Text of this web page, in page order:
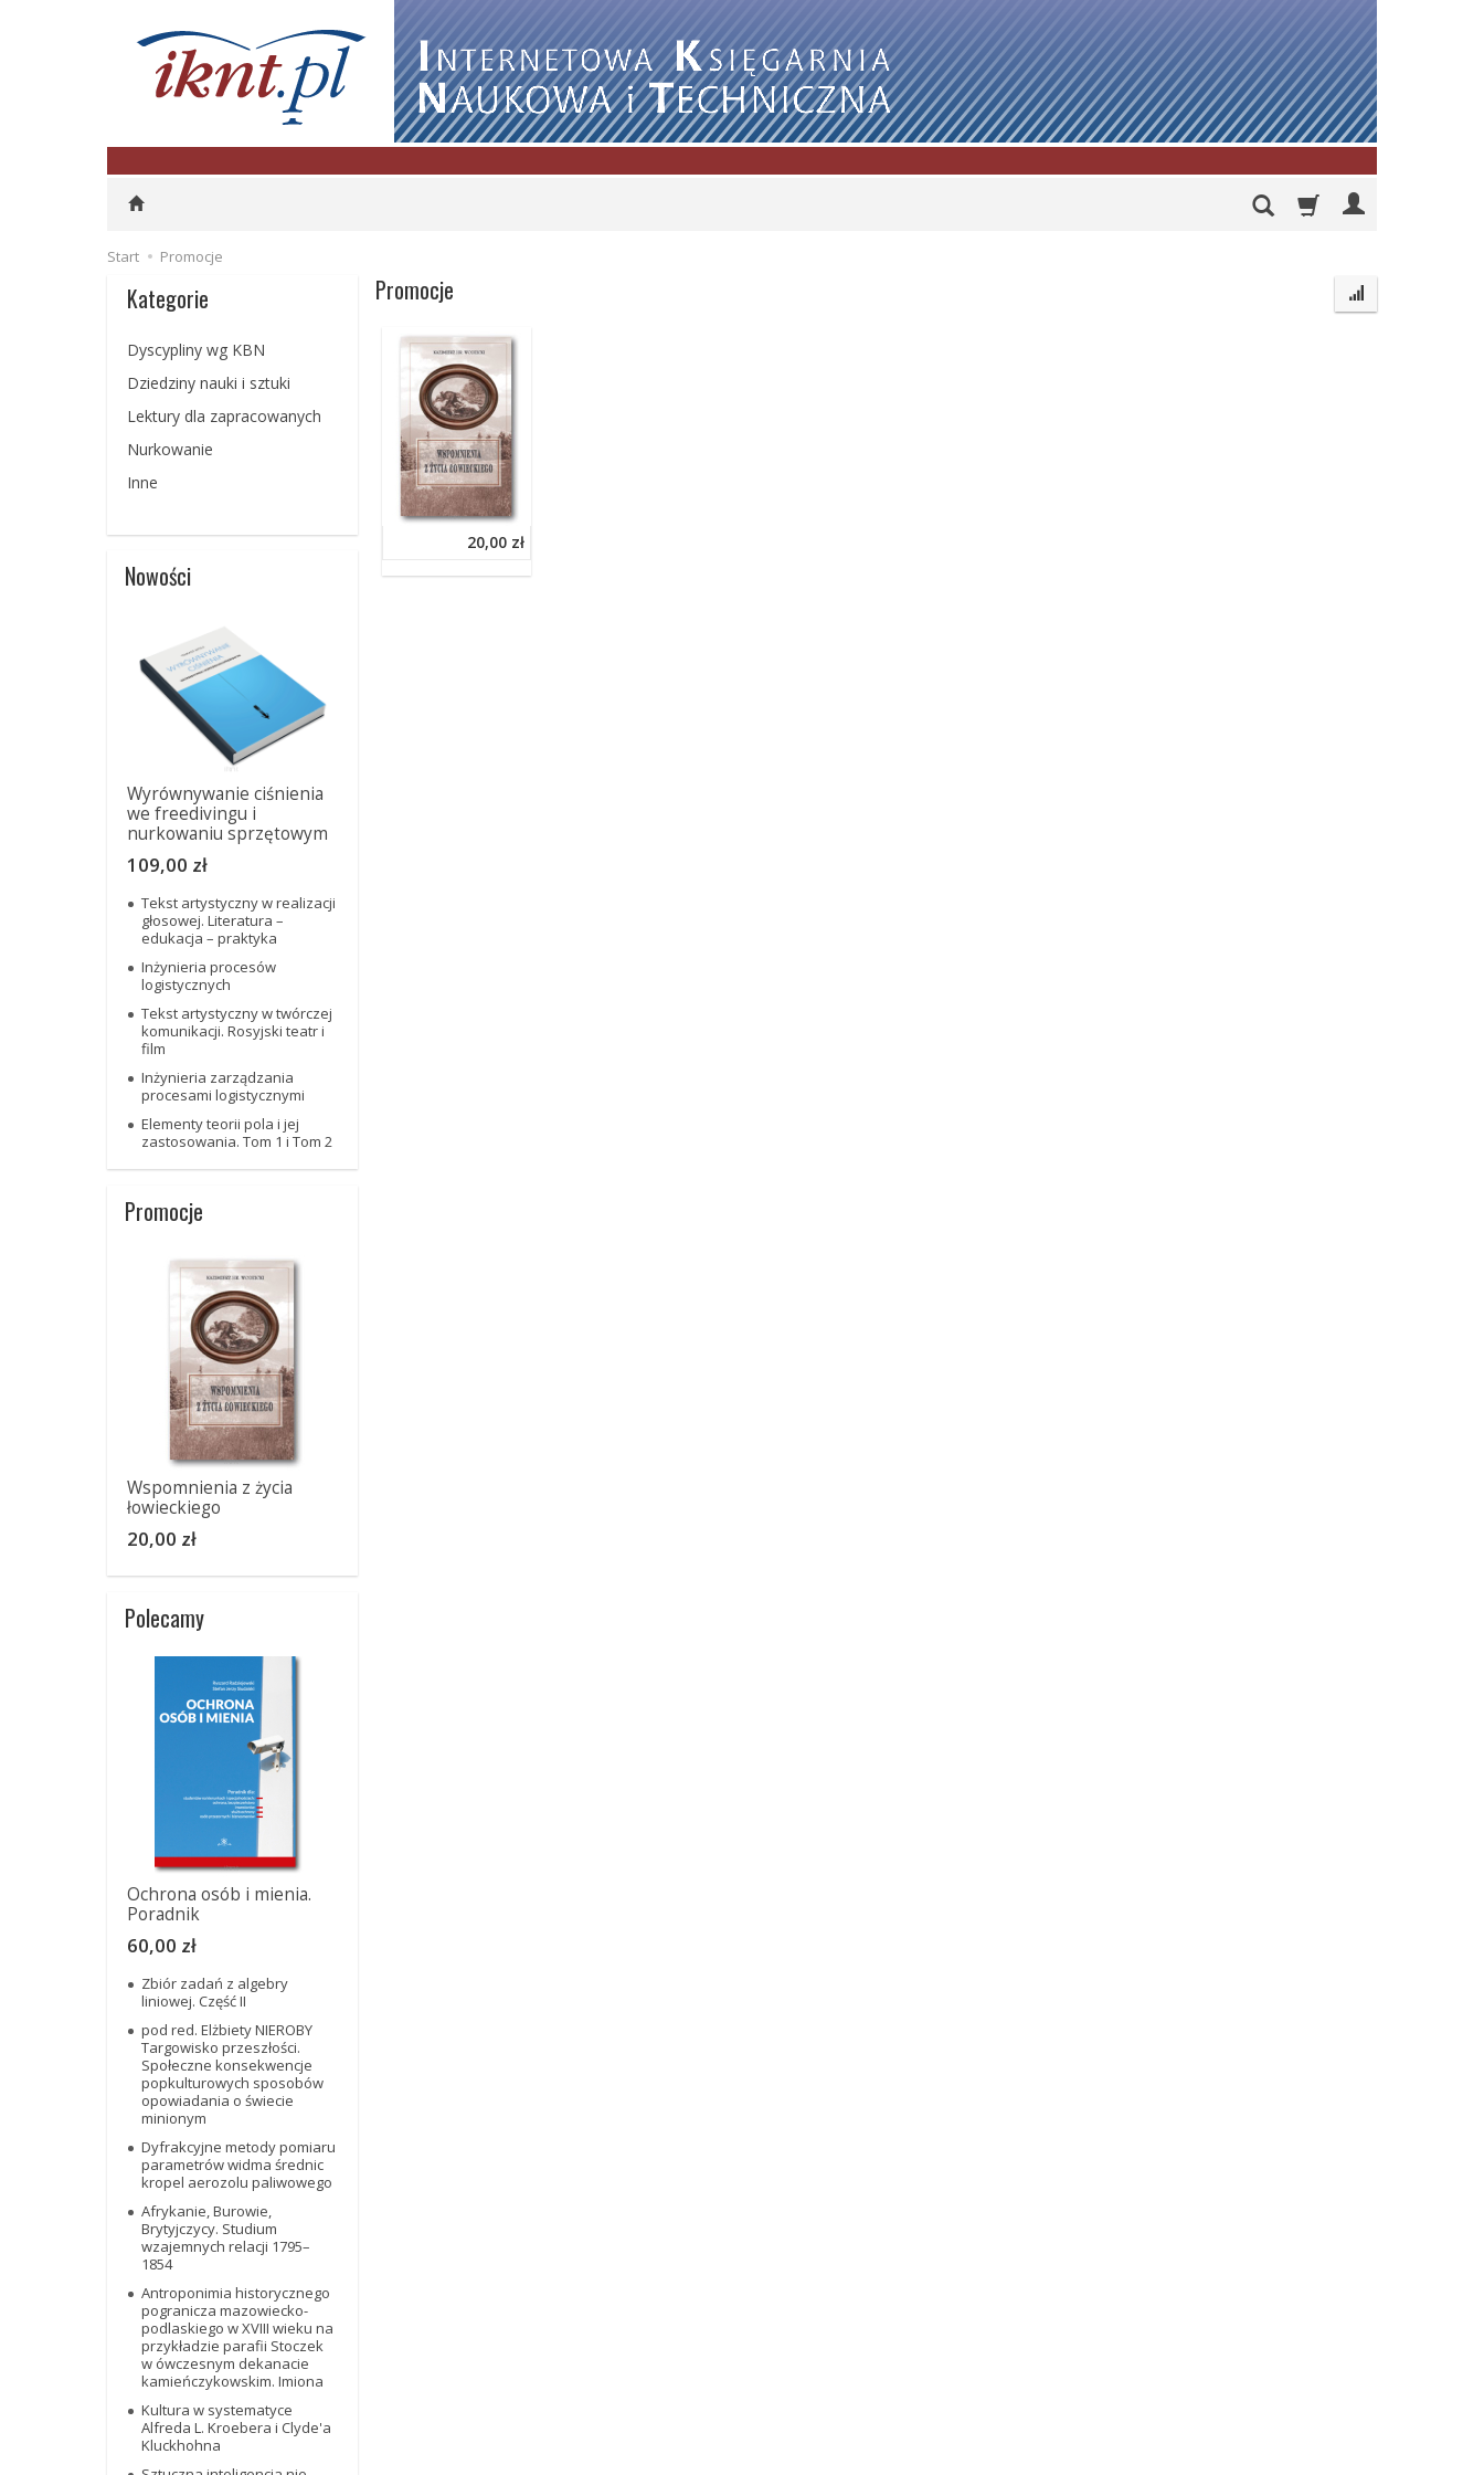
Start Promocje
Promocje
20,00 zł
Kategorie
Dyscypliny wg KBN
Dziedziny nauki i sztuki
Lektury dla zapracowanych
Nurkowanie
Inne
Nowości
Wyrównywanie ciśnienia
we freedivingu i
nurkowaniu sprzętowym
109,00 zł
Tekst artystyczny w realizacji
głosowej. Literatura –
edukacja – praktyka
Inżynieria procesów
logistycznych
Tekst artystyczny w twórczej
komunikacji. Rosyjski teatr i
film
Inżynieria zarządzania
procesami logistycznymi
Elementy teorii pola i jej
zastosowania. Tom 1 i Tom 2
Promocje
Wspomnienia z życia
łowieckiego
20,00 zł
Polecamy
Ochrona osób i mienia.
Poradnik
60,00 zł
Zbiór zadań z algebry
liniowej. Część II
pod red. Elżbiety NIEROBY
Targowisko przeszłości.
Społeczne konsekwencje
popkulturowych sposobów
opowiadania o świecie
minionym
Dyfrakcyjne metody pomiaru
parametrów widma średnic
kropel aerozolu paliwowego
Afrykanie, Burowie,
Brytyjczycy. Studium
wzajemnych relacji 1795–
1854
Antroponimia historycznego
pogranicza mazowiecko-
podlaskiego w XVIII wieku na
przykładzie parafii Stoczek
w ówczesnym dekanacie
kamieńczykowskim. Imiona
Kultura w systematyce
Alfreda L. Kroebera i Clyde'a
Kluckhohna